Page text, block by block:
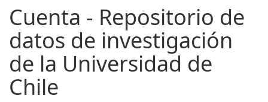
Cuenta - Repositorio de
datos de investigación
de la Universidad de
Chile